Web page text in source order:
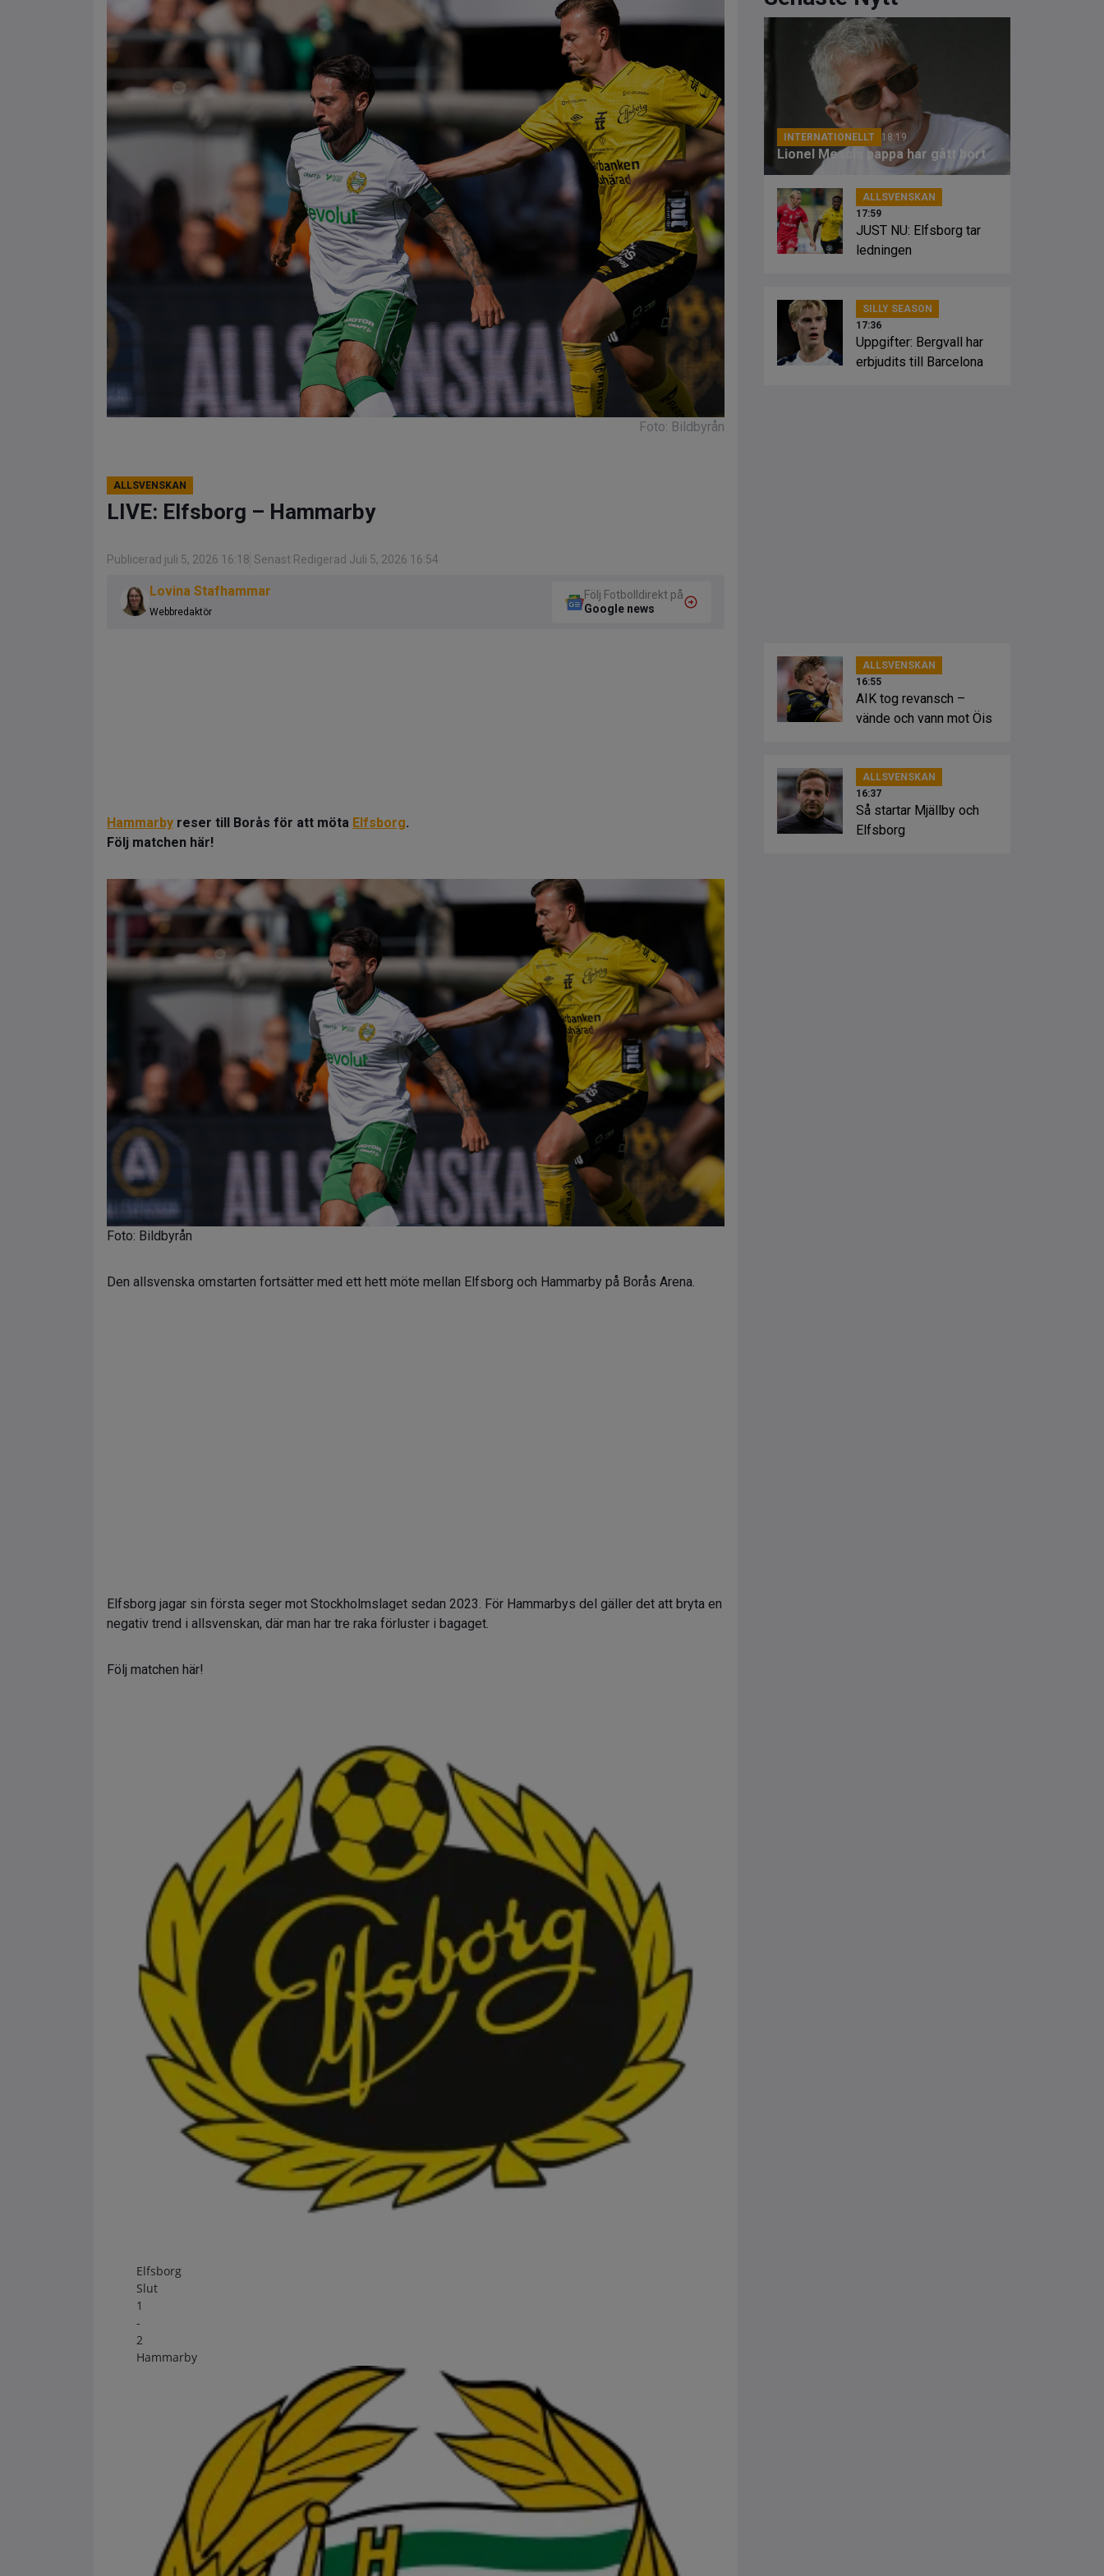
Foto: Bildbyrån
ALLSVENSKAN
LIVE: Elfsborg – Hammarby
Publicerad juli 5, 2026 16:18 Senast Redigerad Juli 5, 2026 16:54
Lovina Stafhammar
Webbredaktör
Följ Fotbolldirekt på
Google news
Hammarby reser till Borås för att möta Elfsborg.
Följ matchen här!
Foto: Bildbyrån
Den allsvenska omstarten fortsätter med ett hett möte mellan Elfsborg och Hammarby på Borås Arena.
Elfsborg jagar sin första seger mot Stockholmslaget sedan 2023. För Hammarbys del gäller det att bryta en
negativ trend i allsvenskan, där man har tre raka förluster i bagaget.
Följ matchen här!
Elfsborg
Slut
1
-
2
Hammarby
INTERNATIONELLT 18:19
Lionel Messis pappa har gått bort
ALLSVENSKAN
17:59
JUST NU: Elfsborg tar
ledningen
SILLY SEASON
17:36
Uppgifter: Bergvall har
erbjudits till Barcelona
ALLSVENSKAN
16:55
AIK tog revansch –
vände och vann mot Öis
ALLSVENSKAN
16:37
Så startar Mjällby och
Elfsborg